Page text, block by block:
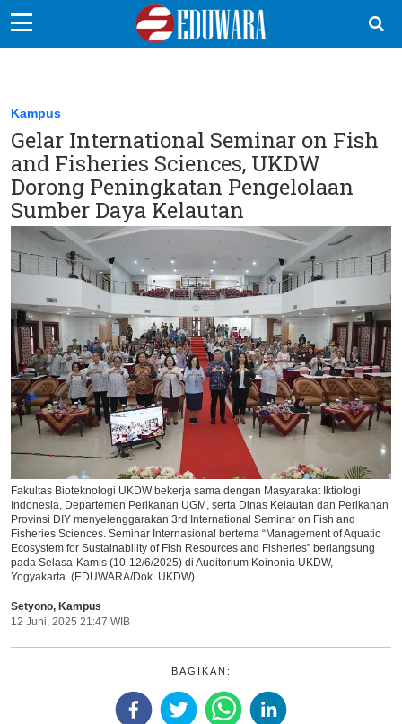
Sekolah Kita
Vokasi
Kampus
Idea
Sains
EduDana
Ikuti Kami di:
Kampus
Gelar International Seminar on Fish
and Fisheries Sciences, UKDW
Dorong Peningkatan Pengelolaan
Sumber Daya Kelautan
Fakultas Bioteknologi UKDW bekerja sama dengan Masyarakat Iktiologi
Indonesia, Departemen Perikanan UGM, serta Dinas Kelautan dan Perikanan
Provinsi DIY menyelenggarakan 3rd International Seminar on Fish and
Fisheries Sciences. Seminar Internasional bertema “Management of Aquatic
Ecosystem for Sustainability of Fish Resources and Fisheries” berlangsung
pada Selasa-Kamis (10-12/6/2025) di Auditorium Koinonia UKDW,
Yogyakarta. (EDUWARA/Dok. UKDW)
Setyono, Kampus
12 Juni, 2025 21:47 WIB
BAGIKAN: